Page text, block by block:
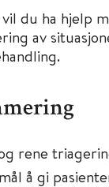
vil du ha hjelp
av
rene
å gi